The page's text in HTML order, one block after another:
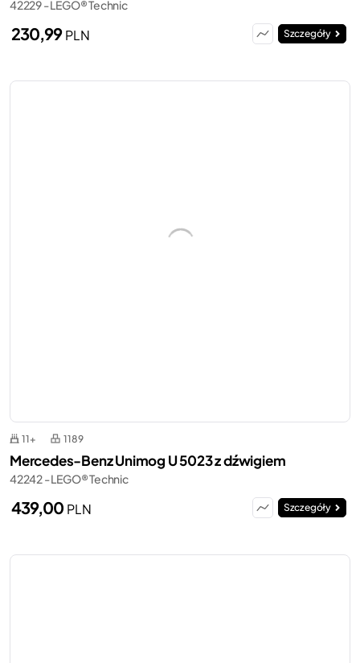
42229 - LEGO® Technic
230,99PLN Szczegóły
11+ 1189
Mercedes-Benz Unimog U 5023 z dźwigiem
42242 - LEGO® Technic
439,00 PLN Szczegóły